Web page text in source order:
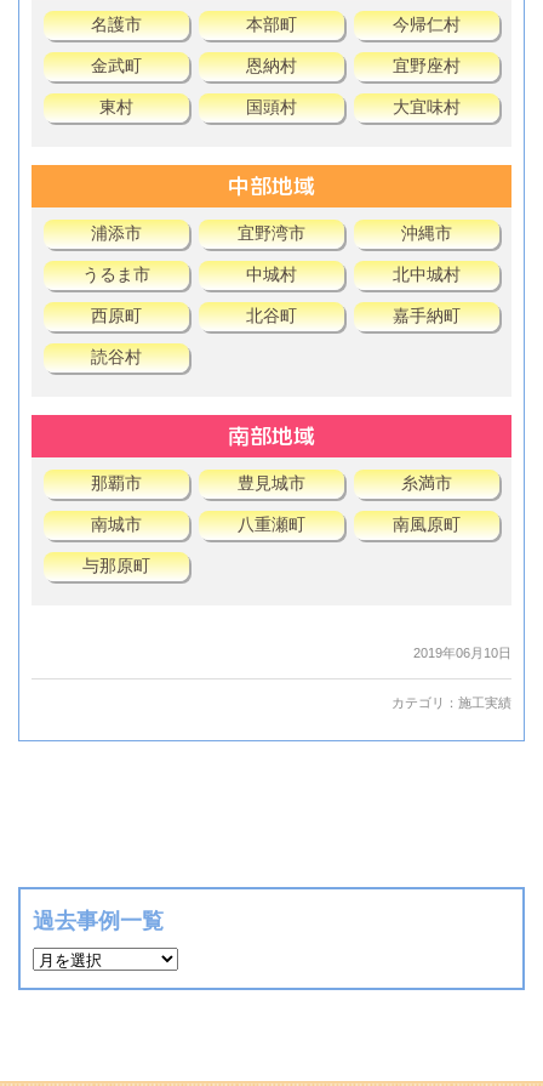
名護市 本部町 今帰仁村
金武町 恩納村 宜野座村
東村 国頭村 大宜味村
中部地域
浦添市 宜野湾市 沖縄市
うるま市 中城村 北中城村
西原町 北谷町 嘉手納町
読谷村
南部地域
那覇市 豊見城市 糸満市
南城市 八重瀬町 南風原町
与那原町
2019年06月10日
カテゴリ： 施工実績
過去事例一覧